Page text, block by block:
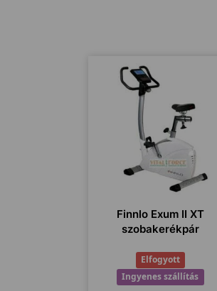
Finnlo Exum II XT
szobakerékpár
Elfogyott
Ingyenes szállítás